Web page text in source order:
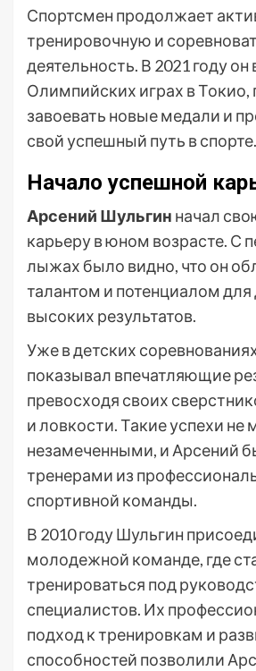
Спортсмен продолжает
тренировочную и
деятельность. В 2021 году он
Олимпийских играх в Токио,
завоевать новые медали и
свой успешный путь в спорте.
Начало успешной
Арсений Шульгин начал
карьеру в юном возрасте. С
лыжах было видно, что он
талантом и потенциалом
высоких результатов.
Уже в детских
показывал впечатляющие
превосходя своих
и ловкости. Такие успехи не
незамеченными, и Арсений
тренерами из
спортивной команды.
В 2010 году Шульгин
молодежной команде, где
тренироваться под
специалистов. Их
подход к тренировкам и
способностей позволили